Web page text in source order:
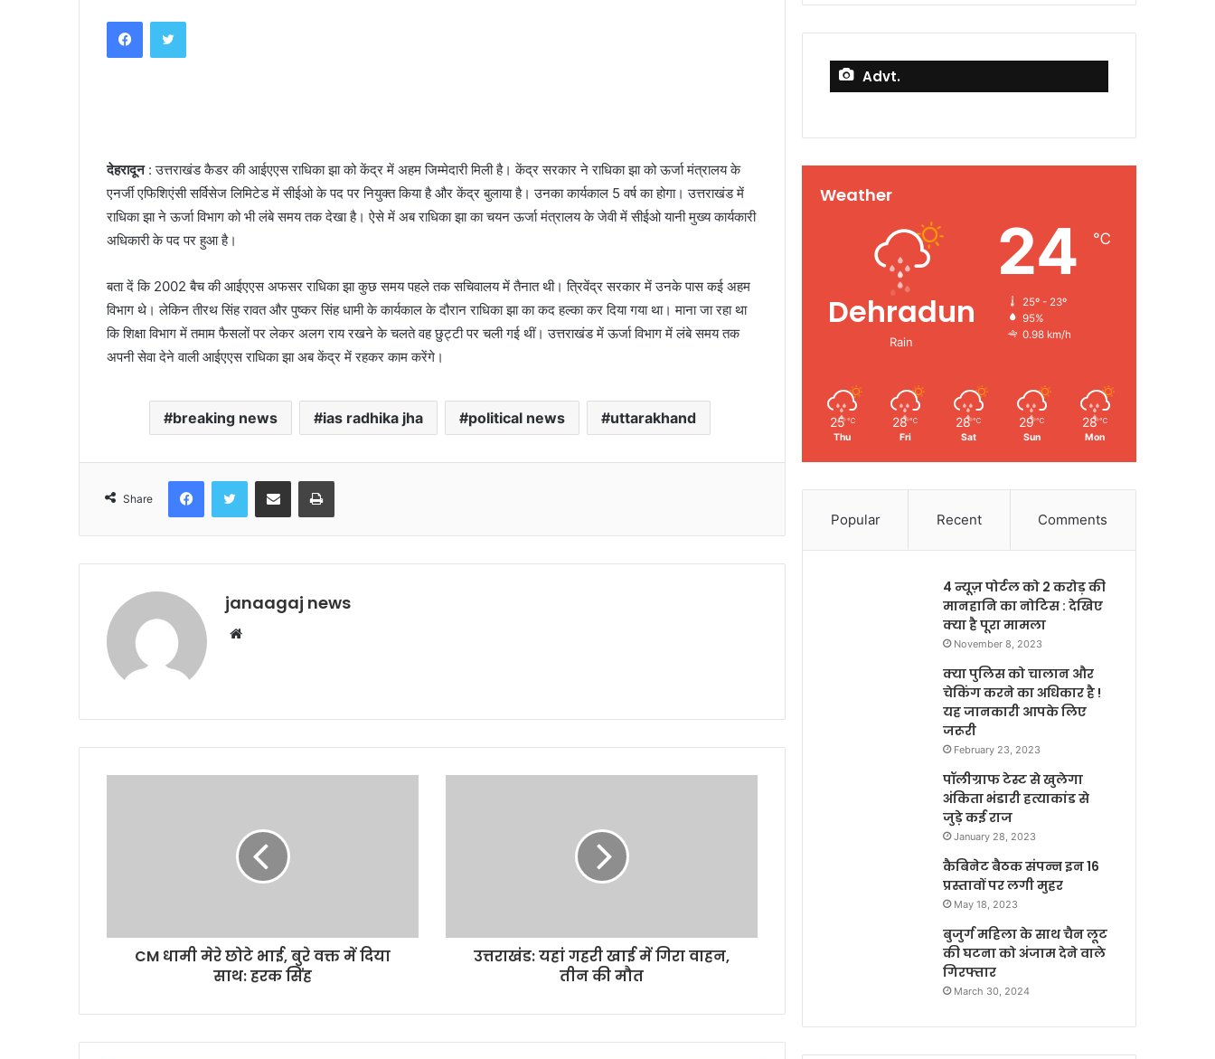
FacebookTwitter
देहरादून: उत्तराखंड कैडर की आईएएस राधिका झा को केंद्र में अहम जिम्मेदारी मिली है। केंद्र सरकार ने राधिका झा को ऊर्जा मंत्रालय के
एनर्जी एफिशिएंसी सर्विसेज लिमिटेड में सीईओ के पद पर नियुक्त किया है और केंद्र बुलाया है। उनका कार्यकाल 5 वर्ष का होगा। उत्तराखंड में
राधिका झा ने ऊर्जा विभाग को भी लंबे समय तक देखा है। ऐसे में अब राधिका झा का चयन ऊर्जा मंत्रालय के जेवी में सीईओ यानी मुख्य कार्यकारी
अधिकारी के पद पर हुआ है।
बता दें कि 2002 बैच की आईएएस अफसर राधिका झा कुछ समय पहले तक सचिवालय में तैनात थी। त्रिवेंद्र सरकार में उनके पास कई अहम
विभाग थे। लेकिन तीरथ सिंह रावत और पुष्कर सिंह धामी के कार्यकाल के दौरान राधिका झा का कद हल्का कर दिया गया था। माना जा रहा था
कि शिक्षा विभाग में तमाम फैसलों पर लेकर अलग राय रखने के चलते वह छुट्टी पर चली गई थीं। उत्तराखंड में ऊर्जा विभाग में लंबे समय तक
अपनी सेवा देने वाली आईएएस राधिका झा अब केंद्र में रहकर काम करेंगे।
breaking news ias radhika jha political news uttarakhand
Share
FacebookTwitter Share via Email Print
janaagaj news
Website
CM धामी मेरे छोटे भाई, बुरे वक्त में दिया
साथ: हरक सिंह
उत्तराखंड: यहां गहरी खाई में गिरा वाहन,
तीन की मौत
Advt.
Weather
Dehradun
Rain
24 ℃
25º - 23º
95%
0.98 km/h
25 ℃
Thu
28 ℃
Fri
28 ℃
Sat
29 ℃
Sun
28 ℃
Mon
Popular Recent Comments
4 न्यूज़ पोर्टल को 2 करोड़ की
मानहानि का नोटिस : देखिए
क्या है पूरा मामला
November 8, 2023
क्या पुलिस को चालान और
चेकिंग करने का अधिकार है !
यह जानकारी आपके लिए
जरूरी
February 23, 2023
पॉलीग्राफ टेस्ट से खुलेगा
अंकिता भंडारी हत्याकांड से
जुड़े कई राज
January 28, 2023
कैबिनेट बैठक संपन्न इन 16
प्रस्तावों पर लगी मुहर
May 18, 2023
बुजुर्ग महिला के साथ चैन लूट
की घटना को अंजाम देने वाले
गिरफ्तार
March 30, 2024